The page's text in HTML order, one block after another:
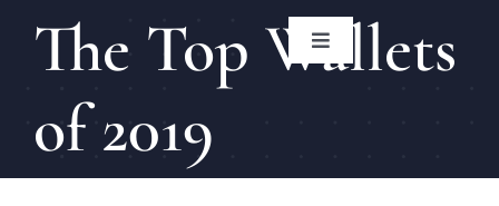
naar
inhoud
Toggle
Navigation
Menukaart
The Top Wallets
of 2019